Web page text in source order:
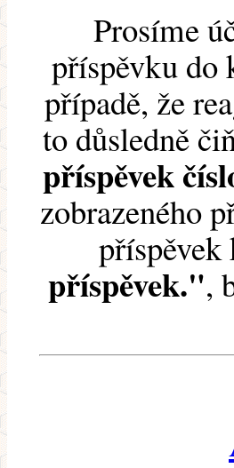
Prosíme
příspěvku do
případě, že
to důsledně
příspěvek
zobrazeného
příspěvek.",